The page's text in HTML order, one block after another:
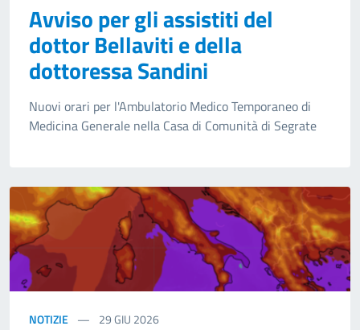
Avviso per gli assistiti del
dottor Bellaviti e della
dottoressa Sandini
Nuovi orari per l'Ambulatorio Medico Temporaneo di
Medicina Generale nella Casa di Comunità di Segrate
NOTIZIE 29GIU 2026